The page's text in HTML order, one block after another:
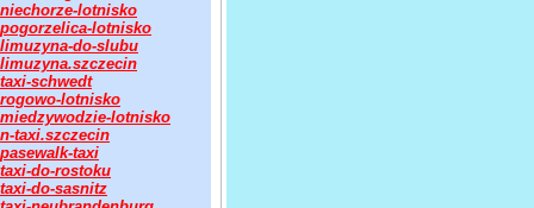
niechorze-lotnisko
pogorzelica-lotnisko
limuzyna-do-slubu
limuzyna.szczecin
taxi-schwedt
rogowo-lotnisko
miedzywodzie-lotnisko
n-taxi.szczecin
pasewalk-taxi
taxi-do-rostoku
taxi-do-sasnitz